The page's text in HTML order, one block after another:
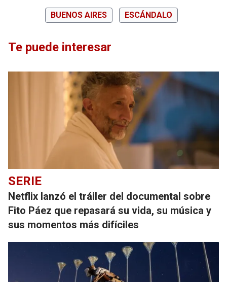
BUENOS AIRES ESCÁNDALO
Te puede interesar
SERIE
Netflix lanzó el tráiler del documental sobre
Fito Páez que repasará su vida, su música y
sus momentos más difíciles